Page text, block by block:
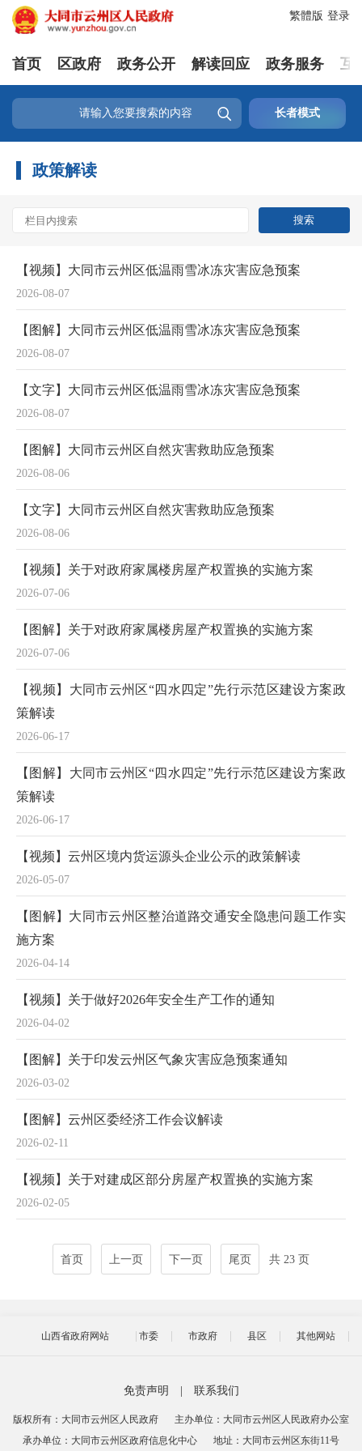
登录
繁體版
首页 区政府 政务公开 解读回应 政务服务 互
 长者模式
政策解读
2026-08-07
【视频】大同市云州区低温雨雪冰冻灾害应急预案
2026-08-07
【图解】大同市云州区低温雨雪冰冻灾害应急预案
2026-08-07
【文字】大同市云州区低温雨雪冰冻灾害应急预案
2026-08-06
【图解】大同市云州区自然灾害救助应急预案
2026-08-06
【文字】大同市云州区自然灾害救助应急预案
2026-07-06
【视频】关于对政府家属楼房屋产权置换的实施方案
2026-07-06
【图解】关于对政府家属楼房屋产权置换的实施方案
2026-06-17
【视频】大同市云州区“四水四定”先行示范区建设方案政
策解读
2026-06-17
【图解】大同市云州区“四水四定”先行示范区建设方案政
策解读
2026-05-07
【视频】云州区境内货运源头企业公示的政策解读
2026-04-14
【图解】大同市云州区整治道路交通安全隐患问题工作实
施方案
2026-04-02
【视频】关于做好2026年安全生产工作的通知
2026-03-02
【图解】关于印发云州区气象灾害应急预案通知
2026-02-11
【图解】云州区委经济工作会议解读
2026-02-05
【视频】关于对建成区部分房屋产权置换的实施方案
首页 上一页 下一页 尾页 共 23 页
山西省政府网站 市委 市政府 县区 其他网站
免责声明 联系我们
版权所有：大同市云州区人民政府
主办单位：大同市云州区人民政府办公室
承办单位：大同市云州区政府信息化中心
地址：大同市云州区东街11号